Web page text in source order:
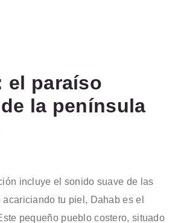
el paraíso
la península
incluye el sonido suave de las
tu piel, Dahab es el
pequeño pueblo costero, situado